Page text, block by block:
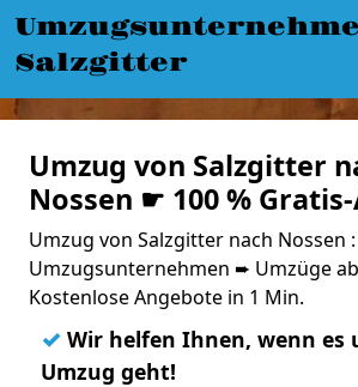
Salzgitter
Umzug von Salzgitter
Nossen ☛ 100 %
Umzug von Salzgitter nach Nossen
Umzugsunternehmen ➨ Umzüge
Kostenlose Angebote in 1 Min.
✓ Wir helfen Ihnen, wenn es
Umzug geht!